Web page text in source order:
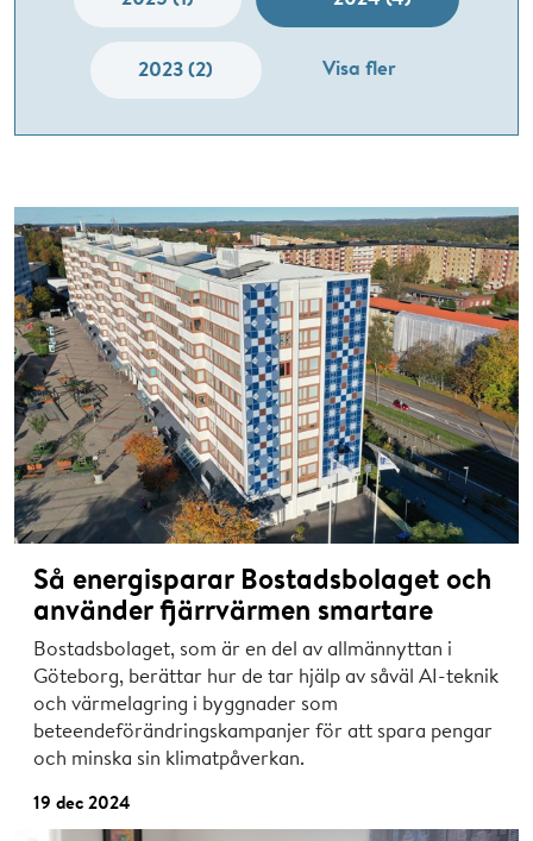
2023 (2) Visa fler
Så energisparar Bostadsbolaget och
använder fjärrvärmen smartare
Bostadsbolaget, som är en del av allmännyttan i
Göteborg, berättar hur de tar hjälp av såväl AI-teknik
och värmelagring i byggnader som
beteendeförändringskampanjer för att spara pengar
och minska sin klimatpåverkan.
19 dec 2024